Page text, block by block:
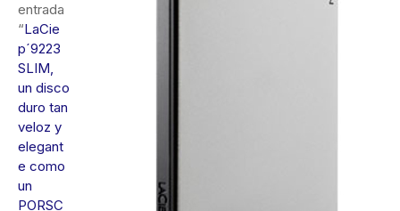
entrada
“LaCie
p´9223
SLIM,
un disco
duro tan
veloz y
elegant
e como
un
PORSC